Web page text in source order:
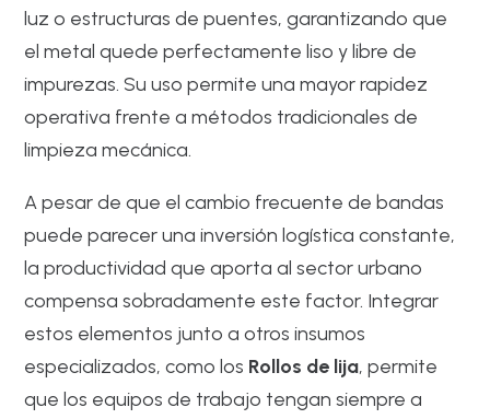
luz o estructuras de puentes, garantizando que
el metal quede perfectamente liso y libre de
impurezas. Su uso permite una mayor rapidez
operativa frente a métodos tradicionales de
limpieza mecánica.
A pesar de que el cambio frecuente de bandas
puede parecer una inversión logística constante,
la productividad que aporta al sector urbano
compensa sobradamente este factor. Integrar
estos elementos junto a otros insumos
especializados, como los Rollos de lija, permite
que los equipos de trabajo tengan siempre a